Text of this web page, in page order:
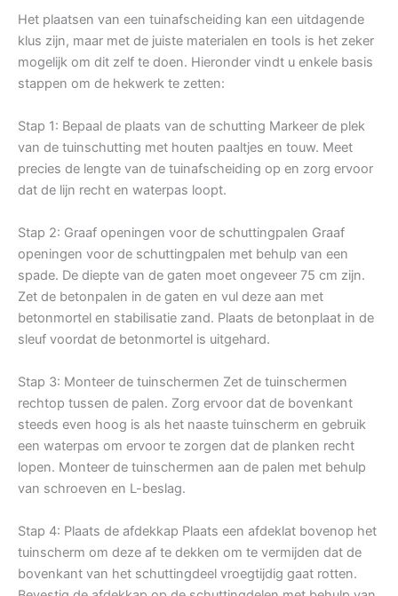
Het plaatsen van een tuinafscheiding kan een uitdagende
klus zijn, maar met de juiste materialen en tools is het zeker
mogelijk om dit zelf te doen. Hieronder vindt u enkele basis
stappen om de hekwerk te zetten:
Stap 1: Bepaal de plaats van de schutting Markeer de plek
van de tuinschutting met houten paaltjes en touw. Meet
precies de lengte van de tuinafscheiding op en zorg ervoor
dat de lijn recht en waterpas loopt.
Stap 2: Graaf openingen voor de schuttingpalen Graaf
openingen voor de schuttingpalen met behulp van een
spade. De diepte van de gaten moet ongeveer 75 cm zijn.
Zet de betonpalen in de gaten en vul deze aan met
betonmortel en stabilisatie zand. Plaats de betonplaat in de
sleuf voordat de betonmortel is uitgehard.
Stap 3: Monteer de tuinschermen Zet de tuinschermen
rechtop tussen de palen. Zorg ervoor dat de bovenkant
steeds even hoog is als het naaste tuinscherm en gebruik
een waterpas om ervoor te zorgen dat de planken recht
lopen. Monteer de tuinschermen aan de palen met behulp
van schroeven en L-beslag.
Stap 4: Plaats de afdekkap Plaats een afdeklat bovenop het
tuinscherm om deze af te dekken om te vermijden dat de
bovenkant van het schuttingdeel vroegtijdig gaat rotten.